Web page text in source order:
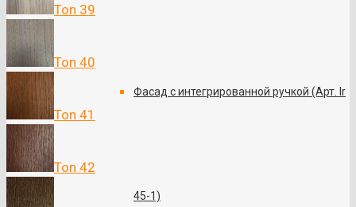
Фасад с интегрированной ручкой (Арт. Ir
45-1)
Ton 39
Ton 40
Ton 41
Ton 42